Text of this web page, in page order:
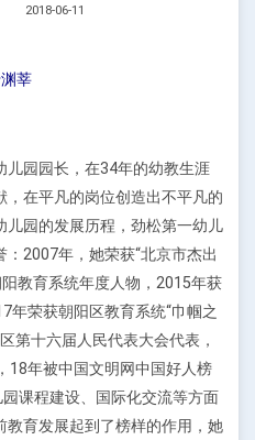
2018-06-11
莘
儿园园长，在34年的幼教生涯
在平凡的岗位创造出不平凡的
儿园的发展历程，劲松第一幼儿
2007年，她荣获“北京市杰出
教育系统年度人物，2015年获
年荣获朝阳区教育系统“巾帼之
第十六届人民代表大会代表，
18年被中国文明网中国好人榜
课程建设、国际化交流等方面
教育发展起到了榜样的作用，她